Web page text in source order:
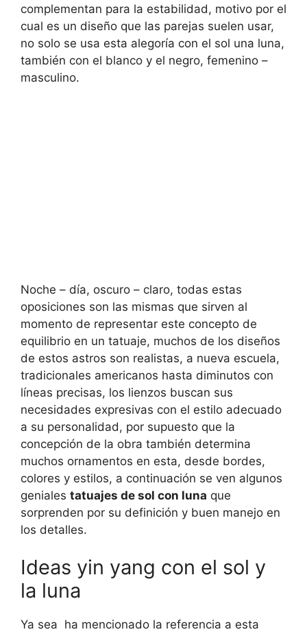
complementan para la estabilidad, motivo por el
cual es un diseño que las parejas suelen usar,
no solo se usa esta alegoría con el sol una luna,
también con el blanco y el negro, femenino –
masculino.
Noche – día, oscuro – claro, todas estas
oposiciones son las mismas que sirven al
momento de representar este concepto de
equilibrio en un tatuaje, muchos de los diseños
de estos astros son realistas, a nueva escuela,
tradicionales americanos hasta diminutos con
líneas precisas, los lienzos buscan sus
necesidades expresivas con el estilo adecuado
a su personalidad, por supuesto que la
concepción de la obra también determina
muchos ornamentos en esta, desde bordes,
colores y estilos, a continuación se ven algunos
geniales tatuajes de sol con luna que
sorprenden por su definición y buen manejo en
los detalles.
Ideas yin yang con el sol y
la luna
Ya sea ha mencionado la referencia a esta